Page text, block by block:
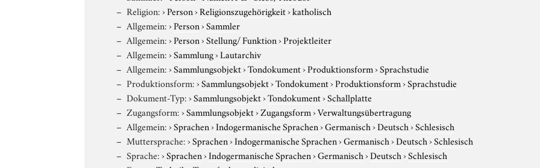
Religion:›Person›Religionszugehörigkeit›katholisch
Allgemein:›Person›Sammler
Allgemein:›Person›Stellung/ Funktion›Projektleiter
Allgemein:›Sammlung›Lautarchiv
Allgemein:›Sammlungsobjekt›Tondokument›Produktionsform›Sprachstudie
Produktionsform:›Sammlungsobjekt›Tondokument›Produktionsform›Sprachstudie
Dokument-Typ:›Sammlungsobjekt›Tondokument›Schallplatte
Zugangsform:›Sammlungsobjekt›Zugangsform›Verwaltungsübertragung
Allgemein:›Sprachen›Indogermanische Sprachen›Germanisch›Deutsch›Schlesisch
Muttersprache:›Sprachen›Indogermanische Sprachen›Germanisch›Deutsch›Schlesisch
Sprache:›Sprachen›Indogermanische Sprachen›Germanisch›Deutsch›Schlesisch